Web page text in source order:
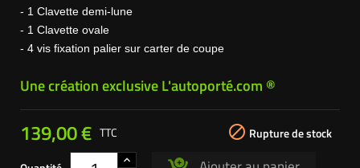
- 1 Clavette demi-lune
- 1 Clavette ovale
- 4 vis fixation palier sur carter de coupe
Une création exclusive L'autoporté.com ®
139,00 €  Rupture de stock
TTC